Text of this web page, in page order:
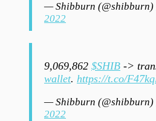
— Shibburn (@shibburn)
2022
9,069,862 $SHIB ->
wallet. https://t.co/
— Shibburn (@shibburn)
2022